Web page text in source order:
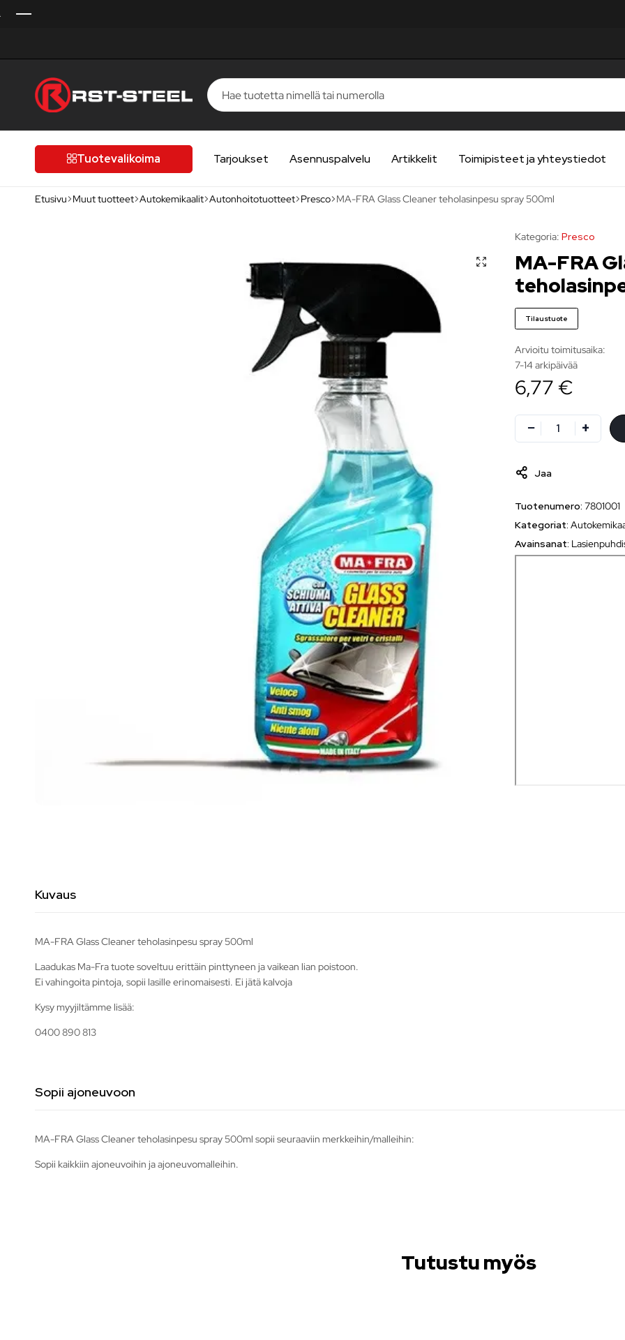
laatutietoiselle
autoilijalleTuotevalikoima Tarjoukset Asennuspalvelu Artikkelit Toimipisteet ja yhteystiedot
Etusivu Muut tuotteet Autokemikaalit Autonhoitotuotteet Presco MA-FRA Glass Cleaner teholasinpesu spray 500ml
Kategoria: Presco
MA-FRA
Tilaustuote
Arvioitu toimitusaika:
7-14 arkipäivää
6,77 €
Jaa
Tuotenumero:7801001
Kategoriat:
Avainsanat:
Kuvaus
MA-FRA Glass Cleaner teholasinpesu spray 500ml
Laadukas Ma-Fra tuote soveltuu erittäin pinttyneen ja vaikean lian poistoon.
Ei vahingoita pintoja, sopii lasille erinomaisesti. Ei jätä kalvoja
Kysy myyjiltämme lisää:
0400 890 813
Sopii ajoneuvoon
MA-FRA Glass Cleaner teholasinpesu spray 500ml sopii seuraaviin merkkeihin/malleihin:
Sopii kaikkiin ajoneuvoihin ja ajoneuvomalleihin.
Tutustu myös